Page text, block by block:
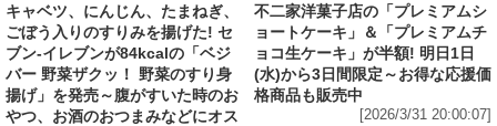
キャベツ、にんじん、たまねぎ、
ごぼう入りのすりみを揚げた! セ
ブン‐イレブンが84kcalの「ベジ
バー 野菜ザクッ！ 野菜のすり身
揚げ」を発売～腹がすいた時のお
やつ、お酒のおつまみなどにオス
不二家洋菓子店の「プレミアムシ
ョートケーキ」＆「プレミアムチ
ョコ生ケーキ」が半額! 明日1日
(水)から3日間限定～お得な応援価
格商品も販売中
[2026/3/31 20:00:07]